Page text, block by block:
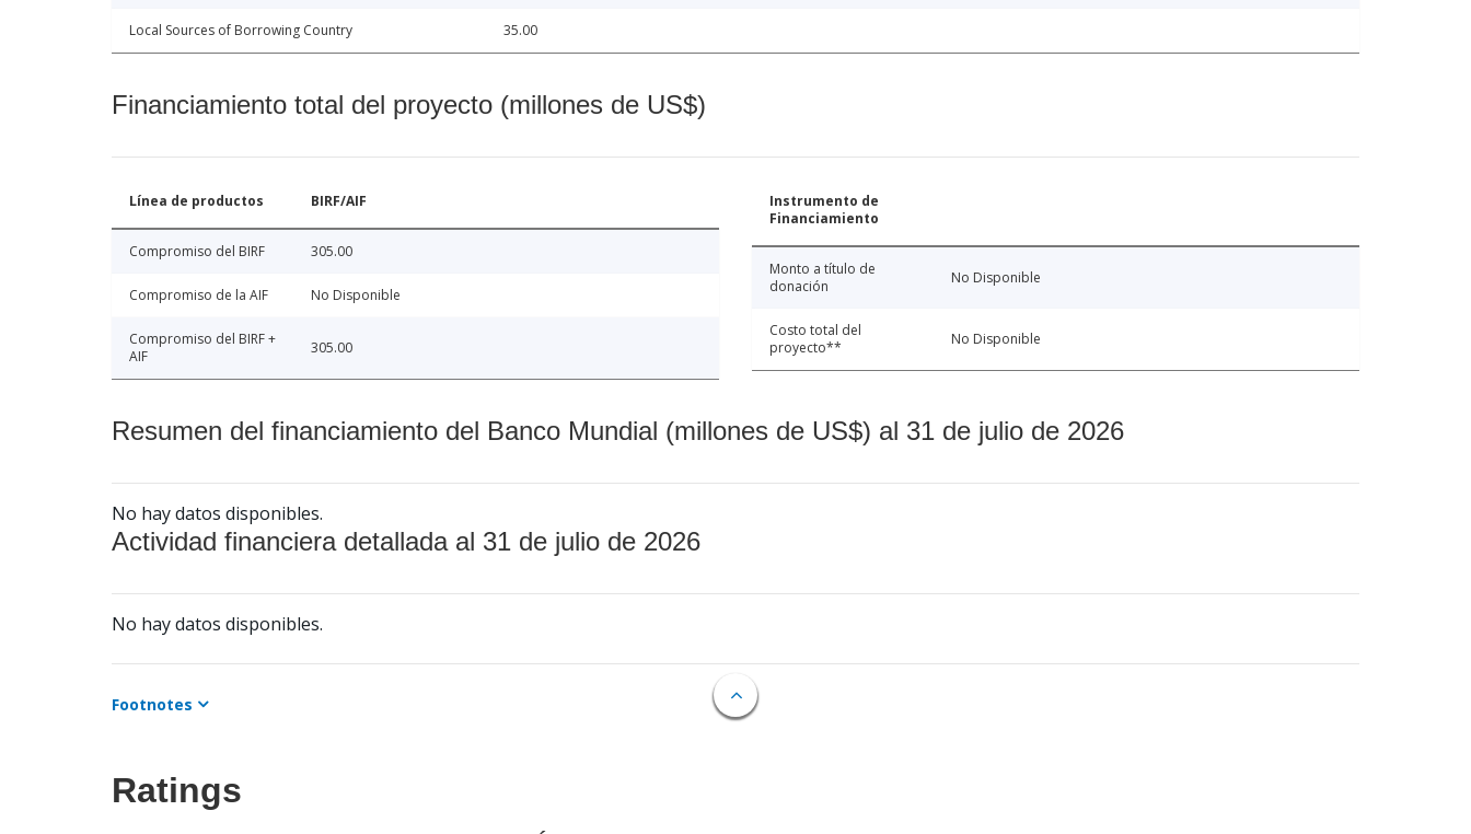
Local Sources of Borrowing Country 35.00
Financiamiento total del proyecto (millones de US$)
Línea de productos BIRF/AIF
Compromiso del BIRF 305.00
Compromiso de la AIF No Disponible
Compromiso del BIRF +
AIF
305.00
Instrumento de
Financiamiento
Monto a título de
donación
No Disponible
Costo total del
proyecto**
No Disponible
Resumen del financiamiento del Banco Mundial (millones de US$) al 31 de julio de 2026
No hay datos disponibles.
Actividad financiera detallada al 31 de julio de 2026
No hay datos disponibles.
Footnotes
Ratings